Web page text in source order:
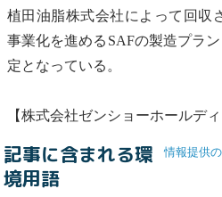
植田油脂株式会社によって回収
事業化を進めるSAFの製造プラ
定となっている。
【株式会社ゼンショーホールディ
情報提供
記事に含まれる環
境用語